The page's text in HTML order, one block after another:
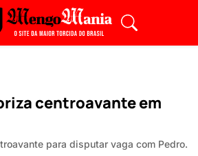
centroavante em
para disputar vaga com Pedro.